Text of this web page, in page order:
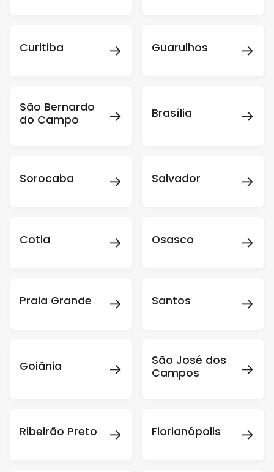
Curitiba → Guarulhos →
São Bernardo
do Campo
→ Brasília →
Sorocaba → Salvador →
Cotia → Osasco →
Praia Grande → Santos →
Goiânia →
São José dos
Campos
→
Ribeirão Preto → Florianópolis →